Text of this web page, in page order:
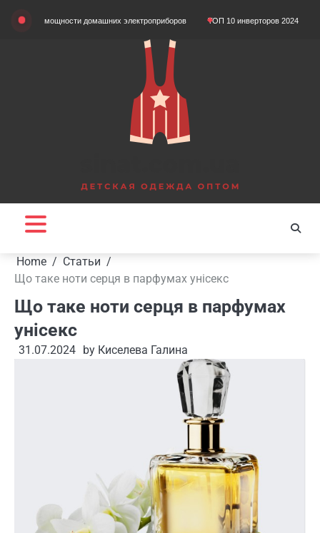
мощности домашних электроприборов ТОП 10 инверторов 2024 года Що
Home
Статьи
Що таке ноти серця в парфумах унісекс
Що таке ноти серця в парфумах
унісекс
31.07.2024 by Киселева Галина